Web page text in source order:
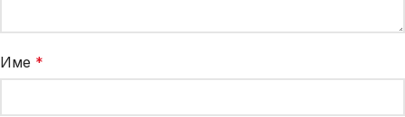
Име *